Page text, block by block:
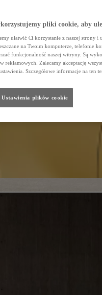
pliki cookie, aby
ułatwić Ci korzystanie z naszej strony
na Twoim komputerze, telefonie
funkcjonalność naszej witryny. Są
reklamowych. Zalecamy akceptację
Szczegółowe informacje na ten
Ustawienia plików cookie